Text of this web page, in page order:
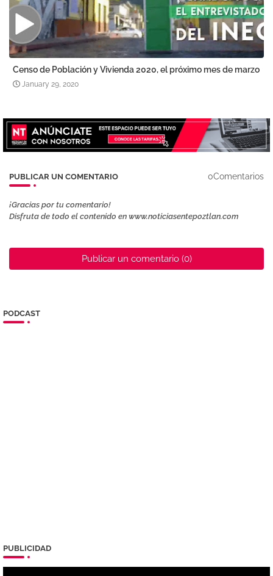
Censo de Población y Vivienda 2020, el próximo mes de marzo
January 29, 2020
PUBLICAR UN COMENTARIO 0Comentarios
¡Gracias por tu comentario!
Disfruta de todo el contenido en www.noticiasentepoztlan.com
Publicar un comentario (0)
PODCAST
PUBLICIDAD